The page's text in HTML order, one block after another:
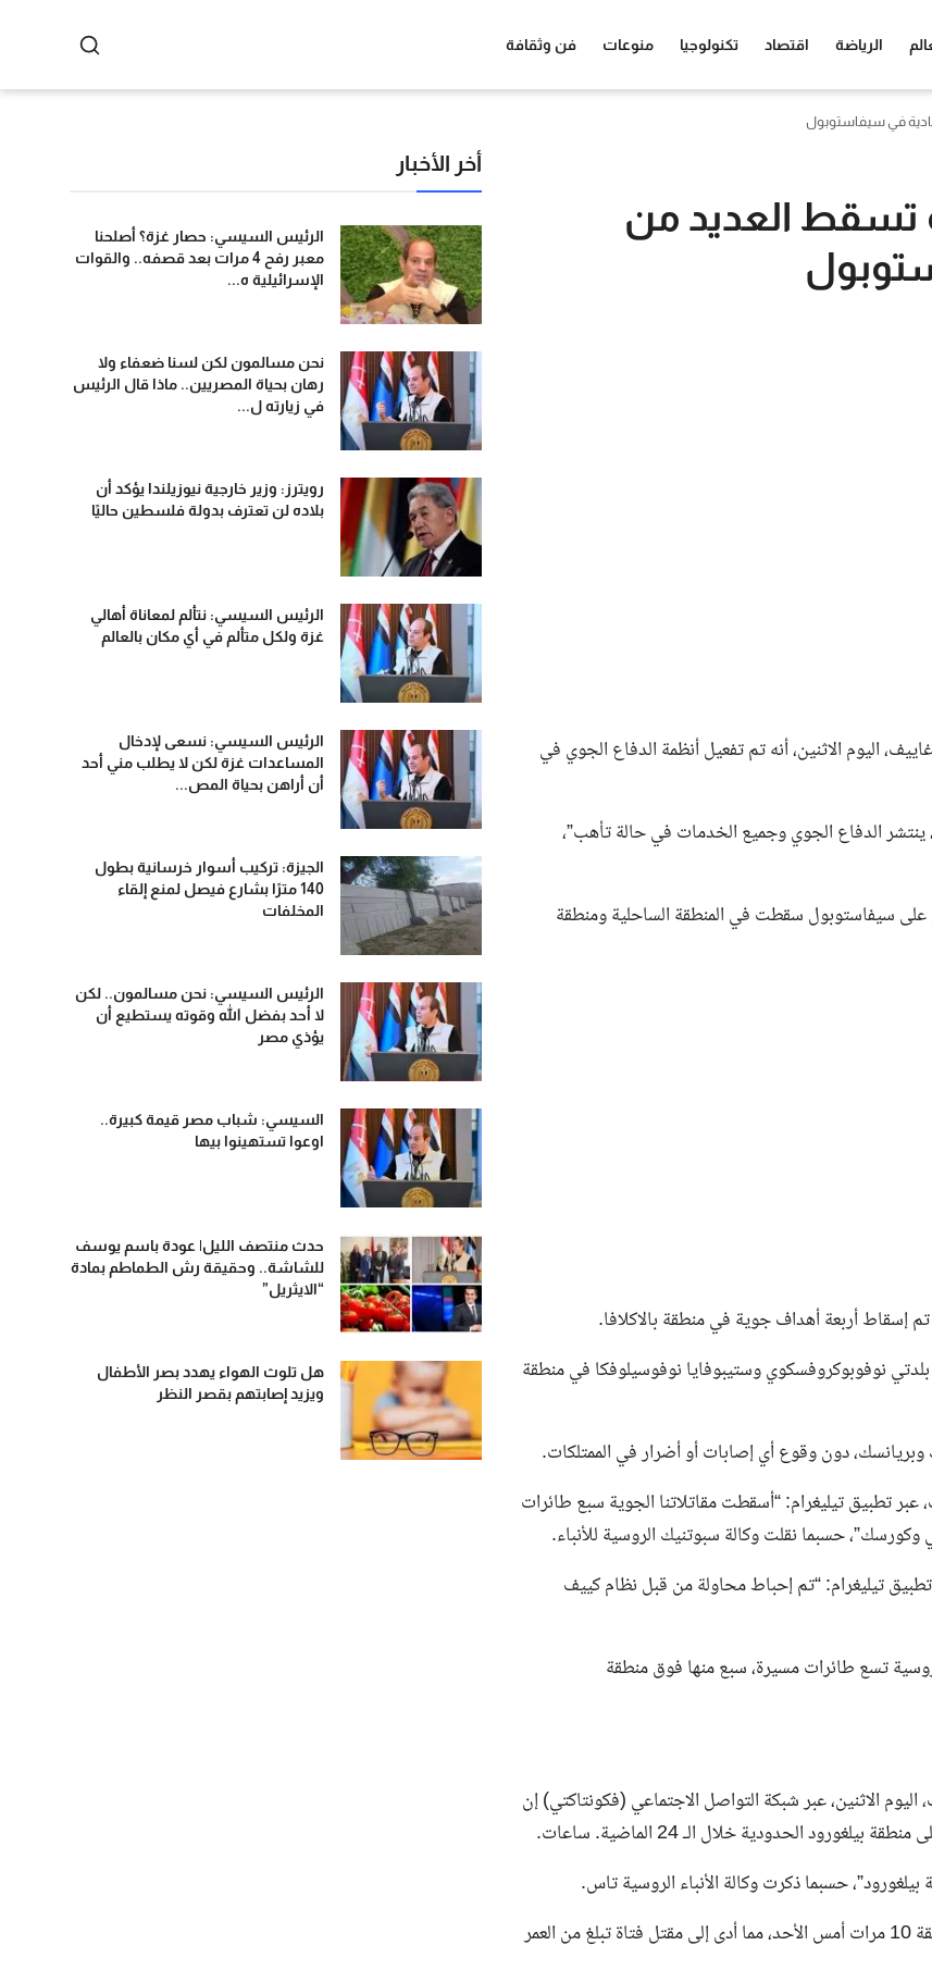
الرياضة اقتصاد تكنولوجيا منوعات فن وثقافة
في سيفاستوبول
تسقط العديد من
اليوم الاثنين، أنه تم تفعيل أنظمة الدفاع الجوي في
الدفاع الجوي وجميع الخدمات في حالة تأهب”،
سيفاستوبول سقطت في المنطقة الساحلية ومنطقة
إسقاط أربعة أهداف جوية في منطقة بالاكلافا.
بلدتي نوفوبوكروفسكوي وستيبوفايا نوفوسيلوفكا في منطقة
تطبيق تيليغرام: “أسقطت مقاتلاتنا الجوية سبع طائرات
حسبما نقلت وكالة سبوتنيك الروسية للأنباء.
تيليغرام: “تم إحباط محاولة من قبل نظام كييف
تسع طائرات مسيرة، سبع منها فوق منطقة
الاثنين، عبر شبكة التواصل الاجتماعي (فكونتاكتي) إن
وقال الحاكم إن القوات الأوكرانية قصفت مستوطنات في أنحاء المنطقة 10 مرات أمس الأحد، مما أدى إلى مقتل فتاة تبلغ من العمر
أخر الأخبار
الرئيس السيسي: حصار غزة؟ أصلحنا
معبر رفح 4 مرات بعد قصفه.. والقوات
الإسرائيلية ه...
نحن مسالمون لكن لسنا ضعفاء ولا
رهان بحياة المصريين.. ماذا قال الرئيس
في زيارته ل...
رويترز: وزير خارجية نيوزيلندا يؤكد أن
بلاده لن تعترف بدولة فلسطين حاليًا
الرئيس السيسي: نتألم لمعاناة أهالي
غزة ولكل متألم في أي مكان بالعالم
الرئيس السيسي: نسعى لإدخال
المساعدات غزة لكن لا يطلب مني أحد
أن أراهن بحياة المص...
الجيزة: تركيب أسوار خرسانية بطول
140 مترًا بشارع فيصل لمنع إلقاء
المخلفات
الرئيس السيسي: نحن مسالمون.. لكن
لا أحد بفضل الله وقوته يستطيع أن
يؤذي مصر
السيسي: شباب مصر قيمة كبيرة..
اوعوا تستهينوا بيها
حدث منتصف الليل| عودة باسم يوسف
للشاشة.. وحقيقة رش الطماطم بمادة
“الايثريل”
هل تلوث الهواء يهدد بصر الأطفال
ويزيد إصابتهم بقصر النظر